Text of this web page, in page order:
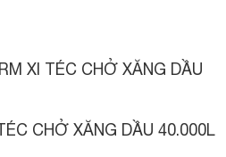
XI TÉC CHỞ XĂNG DẦU
CHỞ XĂNG DẦU 40.000L